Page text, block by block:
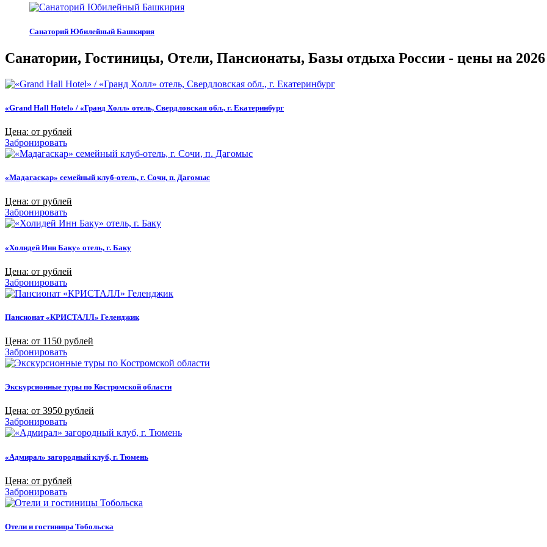
Санаторий Юбилейный Башкирия
Санатории, Гостиницы, Отели, Пансионаты, Базы отдыха России - цены на 2026
«Grand Hall Hotel» / «Гранд Холл» отель, Свердловская обл., г. Екатеринбург
Цена: от рублей
Забронировать
«Мадагаскар» семейный клуб-отель, г. Сочи, п. Дагомыс
Цена: от рублей
Забронировать
«Холидей Инн Баку» отель, г. Баку
Цена: от рублей
Забронировать
Пансионат «КРИСТАЛЛ» Геленджик
Цена: от 1150 рублей
Забронировать
Экскурсионные туры по Костромской области
Цена: от 3950 рублей
Забронировать
«Адмирал» загородный клуб, г. Тюмень
Цена: от рублей
Забронировать
Отели и гостиницы Тобольска